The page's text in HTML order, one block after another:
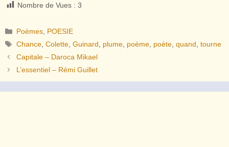
Nombre de Vues : 3
Catégories
Poèmes POESIE
Étiquettes
Chance ,Colette ,Guinard plume poème poète ,quand ,tourne
Capitale – Daroca Mikael
L’essentiel – Rémi Guillet